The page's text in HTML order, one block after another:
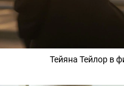
Тейяна Тейлор в